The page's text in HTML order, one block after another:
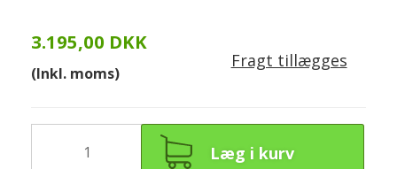
3.195,00 DKK
(Inkl. moms)
Fragt tillægges
Læg i kurv